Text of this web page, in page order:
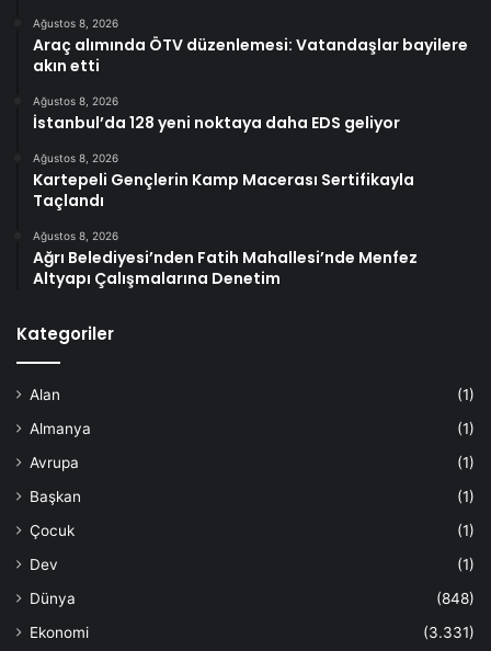
Ağustos 8, 2026
Araç alımında ÖTV düzenlemesi: Vatandaşlar bayilere
akın etti
Ağustos 8, 2026
İstanbul’da 128 yeni noktaya daha EDS geliyor
Ağustos 8, 2026
Kartepeli Gençlerin Kamp Macerası Sertifikayla
Taçlandı
Ağustos 8, 2026
Ağrı Belediyesi’nden Fatih Mahallesi’nde Menfez
Altyapı Çalışmalarına Denetim
Kategoriler
Alan
(1)
Almanya
(1)
Avrupa
(1)
Başkan
(1)
Çocuk
(1)
Dev
(1)
Dünya
(848)
Ekonomi
(3.331)